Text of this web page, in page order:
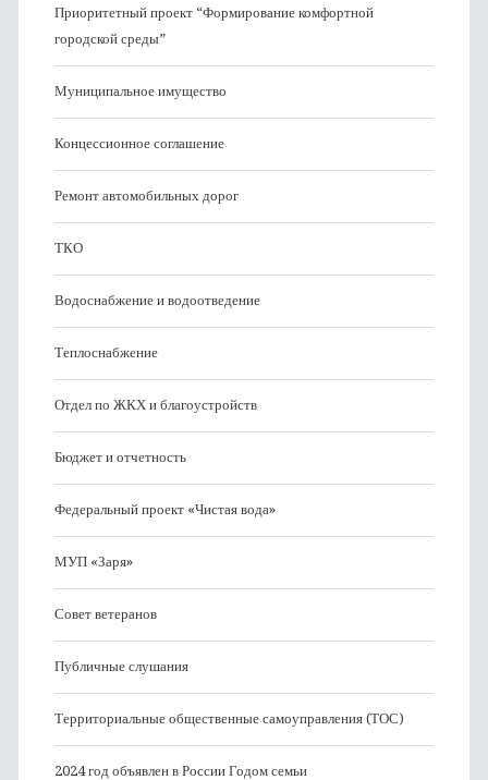
Приоритетный проект “Формирование комфортной
городской среды”
Муниципальное имущество
Концессионное соглашение
Ремонт автомобильных дорог
ТКО
Водоснабжение и водоотведение
Теплоснабжение
Отдел по ЖКХ и благоустройств
Бюджет и отчетность
Федеральный проект «Чистая вода»
МУП «Заря»
Совет ветеранов
Публичные слушания
Территориальные общественные самоуправления (ТОС)
2024 год объявлен в России Годом семьи